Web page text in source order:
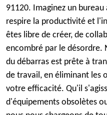
91120. Imaginez un
respire la productivité et
êtes libre de créer, de
encombré par le désordre.
du débarras est prête à
de travail, en éliminant les
votre efficacité. Qu'il
d'équipements obsolètes